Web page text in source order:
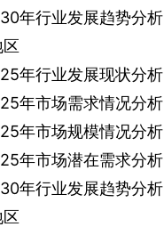
年行业发展趋势分析
年行业发展现状分析
年市场需求情况分析
年市场规模情况分析
年市场潜在需求分析
年行业发展趋势分析